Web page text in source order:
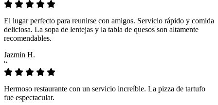
El lugar perfecto para reunirse con amigos. Servicio rápido y comida
deliciosa. La sopa de lentejas y la tabla de quesos son altamente
recomendables.
Jazmin H.
“
Hermoso restaurante con un servicio increíble. La pizza de tartufo
fue espectacular.